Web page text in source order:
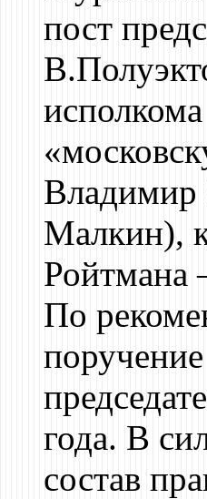
пост
Малкин),
Ройтмана
По
года. В
состав